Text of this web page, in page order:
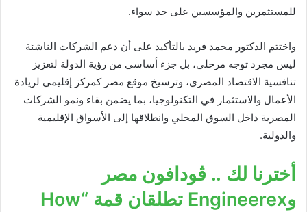
للمستثمرين والمؤسسين على حد سواء.
واختتم الدكتور محمد فريد بالتأكيد على أن دعم الشركات الناشئة
ليس مجرد توجه مرحلي، بل جزء أساسي من رؤية الدولة لتعزيز
تنافسية الاقتصاد المصري، وترسيخ موقع مصر كمركز إقليمي لريادة
الأعمال والاستثمار في التكنولوجيا، بما يضمن بقاء ونمو الشركات
المصرية داخل السوق المحلي وانطلاقها إلى الأسواق الإقليمية
والدولية.
أخترنا لك .. ڤودافون مصر
وEngineerex تطلقان قمة “How